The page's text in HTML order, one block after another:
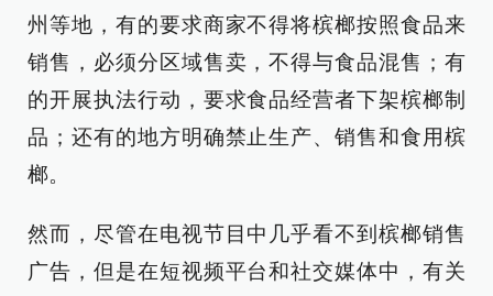
州等地，有的要求商家不得将槟榔按照食品来
销售，必须分区域售卖，不得与食品混售；有
的开展执法行动，要求食品经营者下架槟榔制
品；还有的地方明确禁止生产、销售和食用槟
榔。
然而，尽管在电视节目中几乎看不到槟榔销售
广告，但是在短视频平台和社交媒体中，有关